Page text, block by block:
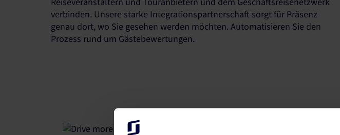
verbinden. Unsere starke Integrationspartnerschaft sorgt für Präsenz
genau dort, wo Sie gesehen werden möchten. Automatisieren Sie den
Prozess rund um Gästebewertungen.